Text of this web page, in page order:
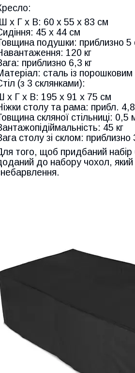
Ш х Г х В: 60 х 55 х 83 см
45 х 44 см
подушки: приблизно 5
120 кг
приблизно 6,3 кг
сталь із
(з 3 склянками):
х Г х В: 195 х 91 х 75 см
столу та рама: прибл.
скляної стільниці: 0,5
45 кг
столу зі склом: приблизно
того, щоб придбаний
до набору чохол, який